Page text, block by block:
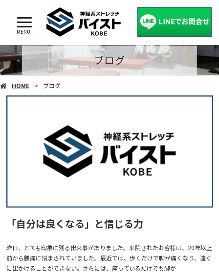
MENU
ブログ
HOME ブログ
「自分は良くなる」と信じる力
昨日、とても印象に残る出来事がありました。来院されたお客様は、20年以上
前から腰痛に悩まされていました。最近では、歩くだけで脚が痛くなり、遠く
に出かけることができない。さらには、座っているだけでも脚が